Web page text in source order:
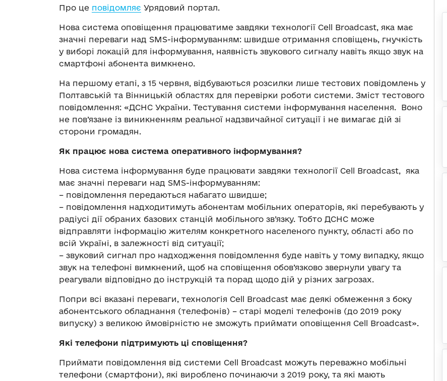
Про це повідомляє Урядовий портал.
Нова система оповіщення працюватиме завдяки технології Cell Broadcast, яка має
значні переваги над SMS-інформуванням: швидше отримання сповіщень, гнучкість
у виборі локацій для інформування, наявність звукового сигналу навіть якщо звук на
смартфоні абонента вимкнено.
На першому етапі, з 15 червня, відбуваються розсилки лише тестових повідомлень у
Полтавській та Вінницькій областях для перевірки роботи системи. Зміст тестового
повідомлення: «ДСНС України. Тестування системи інформування населення. Воно
не пов’язане із виникненням реальної надзвичайної ситуації і не вимагає дій зі
сторони громадян.
Як працює нова система оперативного інформування?
Нова система інформування буде працювати завдяки технології Cell Broadcast, яка
має значні переваги над SMS-інформуванням:
– повідомлення передаються набагато швидше;
– повідомлення надходитимуть абонентам мобільних операторів, які перебувають у
радіусі дії обраних базових станцій мобільного зв’язку. Тобто ДСНС може
відправляти інформацію жителям конкретного населеного пункту, області або по
всій Україні, в залежності від ситуації;
– звуковий сигнал про надходження повідомлення буде навіть у тому випадку, якщо
звук на телефоні вимкнений, щоб на сповіщення обов’язково звернули увагу та
реагували відповідно до інструкцій та порад щодо дій у різних загрозах.
Попри всі вказані переваги, технологія Cell Broadcast має деякі обмеження з боку
абонентського обладнання (телефонів) – старі моделі телефонів (до 2019 року
випуску) з великою ймовірністю не зможуть приймати оповіщення Сell Broadcast».
Які телефони підтримують ці сповіщення?
Приймати повідомлення від системи Cell Broadcast можуть переважно мобільні
телефони (смартфони), які вироблено починаючи з 2019 року, та які мають